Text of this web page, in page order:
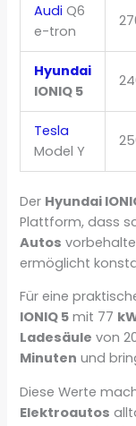
Audi Q6
e-tron
Hyundai
IONIQ 5
Tesla
Model Y
Der Hyundai
Plattform, dass
Autos
ermöglicht
Für eine
IONIQ 5 mit 77
Ladesäule von
Minuten und
Diese Werte
Elektroautos